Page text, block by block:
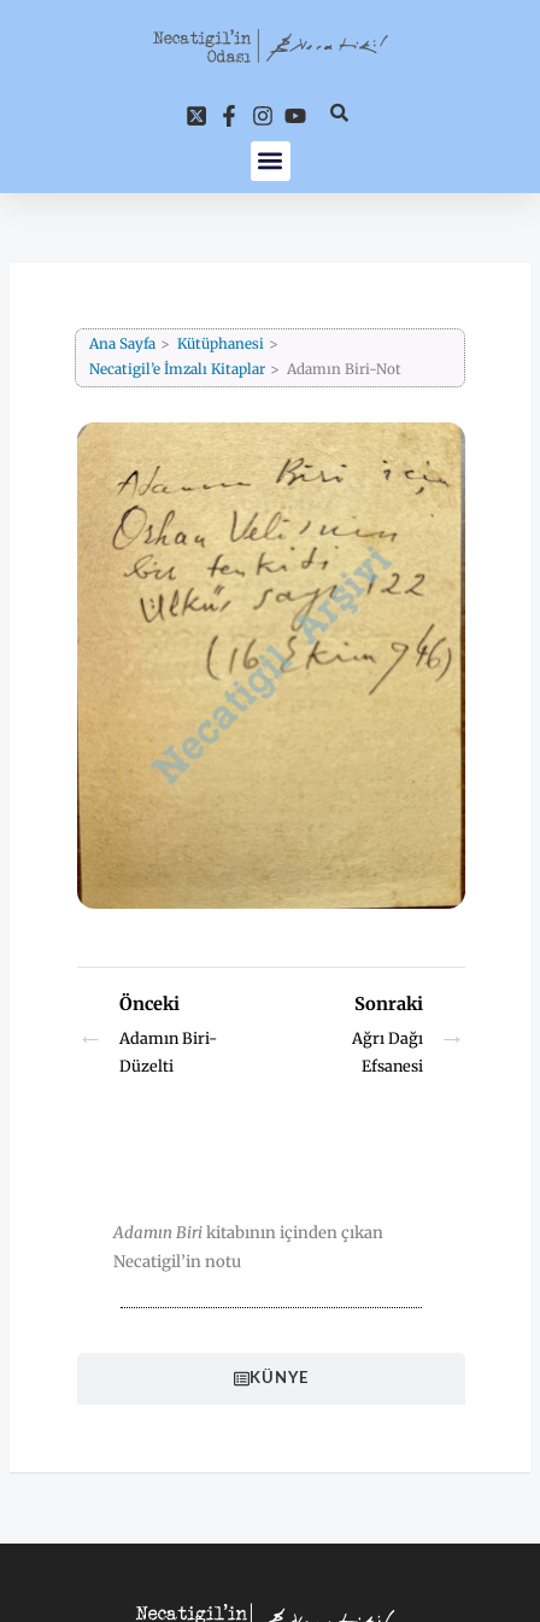
Ana Sayfa
Kütüphanesi
Necatigil’e İmzalı Kitaplar
Adamın Biri-Not
←
Önceki
Adamın Biri-
Düzelti
Sonraki
Ağrı Dağı
Efsanesi
→
KÜNYE
Adamın Birikitabının içinden çıkan
Necatigil’in notu